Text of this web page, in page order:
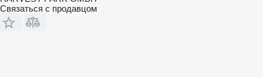
Связаться с продавцом